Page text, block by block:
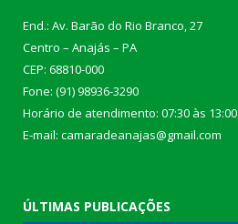
End.: Av. Barão do Rio Branco, 27
Centro – Anajás – PA
CEP: 68810-000
Fone: (91) 98936-3290
Horário de atendimento: 07:30 às 13:00
E-mail: camaradeanajas@gmail.com
ÚLTIMAS PUBLICAÇÕES